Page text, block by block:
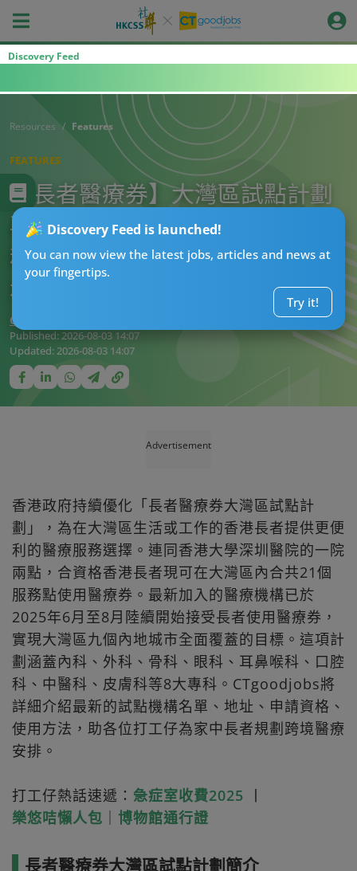
Discovery Feed
Discovery Feed is launched!
You can now view the latest jobs, articles and news at
your fingertips.
Try it!
Resources Features
FEATURES
【長者醫療券】大灣區試點計劃
再增4間醫院！8大專科中醫/骨
科/皮膚科全包！即睇試點機構及
地址
CT熱話管理員
Published:2026-08-03 14:07
Updated:2026-08-03 14:07
Advertisement
香港政府持續優化「長者醫療券大灣區試點計
劃」，為在大灣區生活或工作的香港長者提供更便
利的醫療服務選擇。連同香港大學深圳醫院的一院
兩點，合資格香港長者現可在大灣區內合共21個
服務點使用醫療券。最新加入的醫療機構已於
2025年6月至8月陸續開始接受長者使用醫療券，
實現大灣區九個內地城市全面覆蓋的目標。這項計
劃涵蓋內科、外科、骨科、眼科、耳鼻喉科、口腔
科、中醫科、皮膚科等8大專科。CTgoodjobs將
詳細介紹最新的試點機構名單、地址、申請資格、
使用方法，助各位打工仔為家中長者規劃跨境醫療
安排。
打工仔熱話速遞： 急症室收費2025 丨
樂悠咭懶人包
博物館通行證
長者醫療券大灣區試點計劃簡介